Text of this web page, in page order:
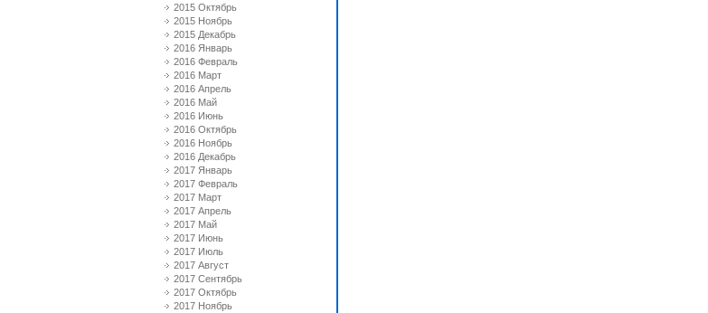
2015 Октябрь
2015 Ноябрь
2015 Декабрь
2016 Январь
2016 Февраль
2016 Март
2016 Апрель
2016 Май
2016 Июнь
2016 Октябрь
2016 Ноябрь
2016 Декабрь
2017 Январь
2017 Февраль
2017 Март
2017 Апрель
2017 Май
2017 Июнь
2017 Июль
2017 Август
2017 Сентябрь
2017 Октябрь
2017 Ноябрь